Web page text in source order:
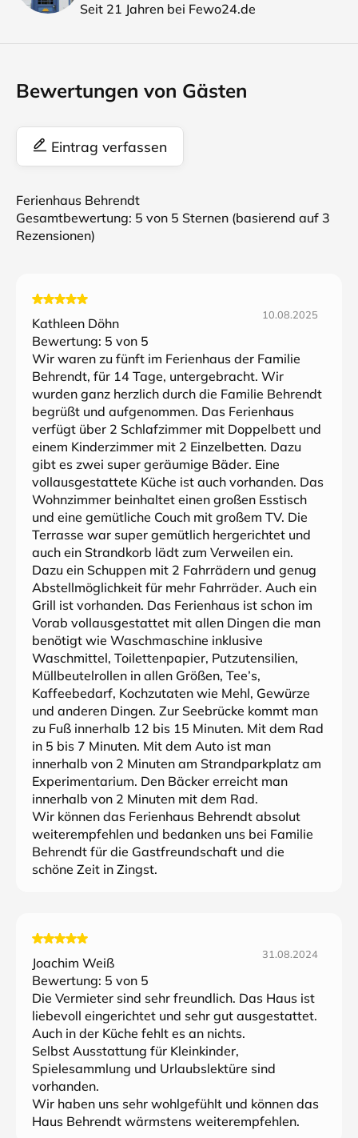
Seit 21 Jahren bei Fewo24.de
Bewertungen von Gästen
Eintrag verfassen
Ferienhaus Behrendt
Gesamtbewertung: 5 von 5 Sternen (basierend auf 3
Rezensionen)
Kathleen Döhn
10.08.2025
Bewertung: 5 von 5
Wir waren zu fünft im Ferienhaus der Familie
Behrendt, für 14 Tage, untergebracht. Wir
wurden ganz herzlich durch die Familie Behrendt
begrüßt und aufgenommen. Das Ferienhaus
verfügt über 2 Schlafzimmer mit Doppelbett und
einem Kinderzimmer mit 2 Einzelbetten. Dazu
gibt es zwei super geräumige Bäder. Eine
vollausgestattete Küche ist auch vorhanden. Das
Wohnzimmer beinhaltet einen großen Esstisch
und eine gemütliche Couch mit großem TV. Die
Terrasse war super gemütlich hergerichtet und
auch ein Strandkorb lädt zum Verweilen ein.
Dazu ein Schuppen mit 2 Fahrrädern und genug
Abstellmöglichkeit für mehr Fahrräder. Auch ein
Grill ist vorhanden. Das Ferienhaus ist schon im
Vorab vollausgestattet mit allen Dingen die man
benötigt wie Waschmaschine inklusive
Waschmittel, Toilettenpapier, Putzutensilien,
Müllbeutelrollen in allen Größen, Tee’s,
Kaffeebedarf, Kochzutaten wie Mehl, Gewürze
und anderen Dingen. Zur Seebrücke kommt man
zu Fuß innerhalb 12 bis 15 Minuten. Mit dem Rad
in 5 bis 7 Minuten. Mit dem Auto ist man
innerhalb von 2 Minuten am Strandparkplatz am
Experimentarium. Den Bäcker erreicht man
innerhalb von 2 Minuten mit dem Rad.
Wir können das Ferienhaus Behrendt absolut
weiterempfehlen und bedanken uns bei Familie
Behrendt für die Gastfreundschaft und die
schöne Zeit in Zingst.
Joachim Weiß
31.08.2024
Bewertung: 5 von 5
Die Vermieter sind sehr freundlich. Das Haus ist
liebevoll eingerichtet und sehr gut ausgestattet.
Auch in der Küche fehlt es an nichts.
Selbst Ausstattung für Kleinkinder,
Spielesammlung und Urlaubslektüre sind
vorhanden.
Wir haben uns sehr wohlgefühlt und können das
Haus Behrendt wärmstens weiterempfehlen.